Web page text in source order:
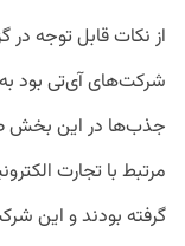
از نکات قابل توجه در
شرکت‌های آی‌تی بود
جذب‌ها در این بخش
گرفته بودند و این